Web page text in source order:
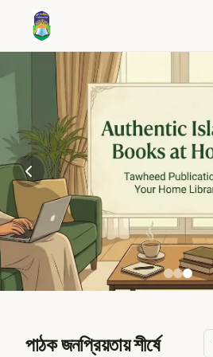
পাঠক জনপ্রিয়তায় শীর্ষে